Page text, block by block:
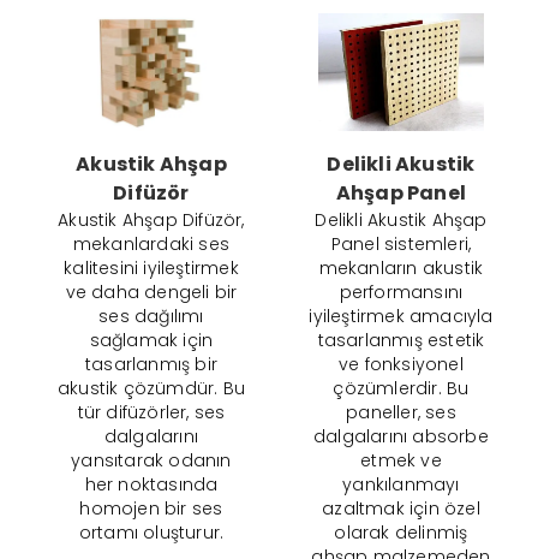
Akustik Ahşap
Difüzör
Akustik Ahşap Difüzör,
mekanlardaki ses
kalitesini iyileştirmek
ve daha dengeli bir
ses dağılımı
sağlamak için
tasarlanmış bir
akustik çözümdür. Bu
tür difüzörler, ses
dalgalarını
yansıtarak odanın
her noktasında
homojen bir ses
ortamı oluşturur.
Delikli Akustik
Ahşap Panel
Delikli Akustik Ahşap
Panel sistemleri,
mekanların akustik
performansını
iyileştirmek amacıyla
tasarlanmış estetik
ve fonksiyonel
çözümlerdir. Bu
paneller, ses
dalgalarını absorbe
etmek ve
yankılanmayı
azaltmak için özel
olarak delinmiş